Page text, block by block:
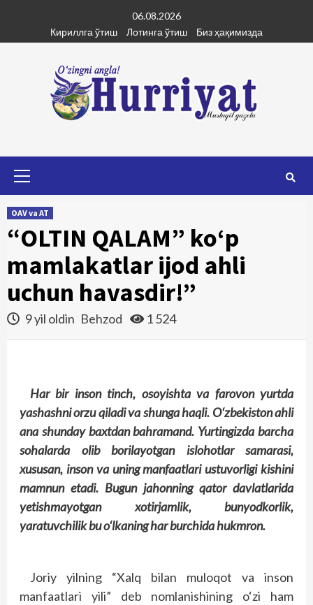
content
06.08.2026
Кириллга ўтиш
Лотинга ўтиш Биз ҳақимизда
OAV va AT
“OLTIN QALAM” ko‘p
mamlakatlar ijod ahli
uchun havasdir!”
9 yil oldin Behzod 1 524
Har bir inson tinch, osoyishta va farovon yurtda
yashashni orzu qiladi va shunga haqli. O‘zbekiston ahli
ana shunday baxtdan bahramand. Yurtingizda barcha
sohalarda olib borilayotgan islohotlar samarasi,
xususan, inson va uning manfaatlari ustuvorligi kishini
mamnun etadi. Bugun jahonning qator davlatlarida
yetishmayotgan xotirjamlik, bunyodkorlik,
yaratuvchilik bu o‘lkaning har burchida hukmron.
Joriy yilning “Xalq bilan muloqot va inson
manfaatlari yili” deb nomlanishining o‘zi ham